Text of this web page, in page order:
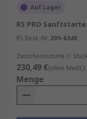
Stromstöße,
den gelieferten
Auf Lager
RS PRO
RS Best.-Nr. 209-6340
Zwischensumme (1
230,49 €(ohne MwSt.)
Menge